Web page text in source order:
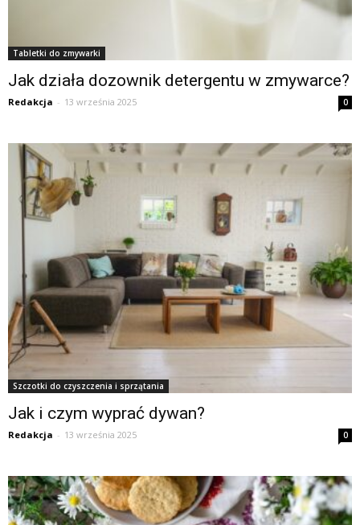
Tabletki do zmywarki
Jak działa dozownik detergentu w zmywarce?
Redakcja - 13 września 2025 0
Szczotki do czyszczenia i sprzątania
Jak i czym wyprać dywan?
Redakcja - 13 września 2025 0